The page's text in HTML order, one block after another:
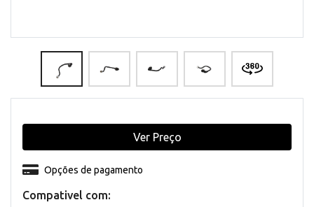
Compativel com:
Opções de pagamento
Ver Preço